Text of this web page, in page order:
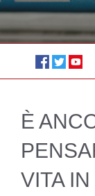
È
VITA